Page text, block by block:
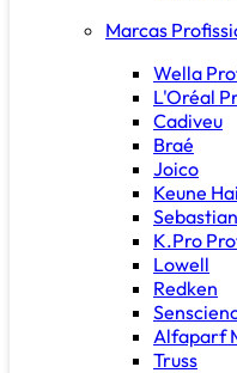
Marcas
Wella
L'Oréal
Cadiveu
Braé
Joico
Keune
K.Pro
Lowell
Redken
Alfaparf
Truss